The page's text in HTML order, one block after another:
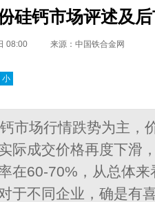
硅钙市场评述及
08:00 来源：中国铁合金网
小
市场行情跌势为主，
际成交价格再度下滑
在60-70%，从总体
于不同企业，确是有